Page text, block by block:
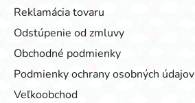
Reklamácia tovaru
Odstúpenie od zmluvy
Obchodné podmienky
Podmienky ochrany osobných údajov
Veľkoobchod